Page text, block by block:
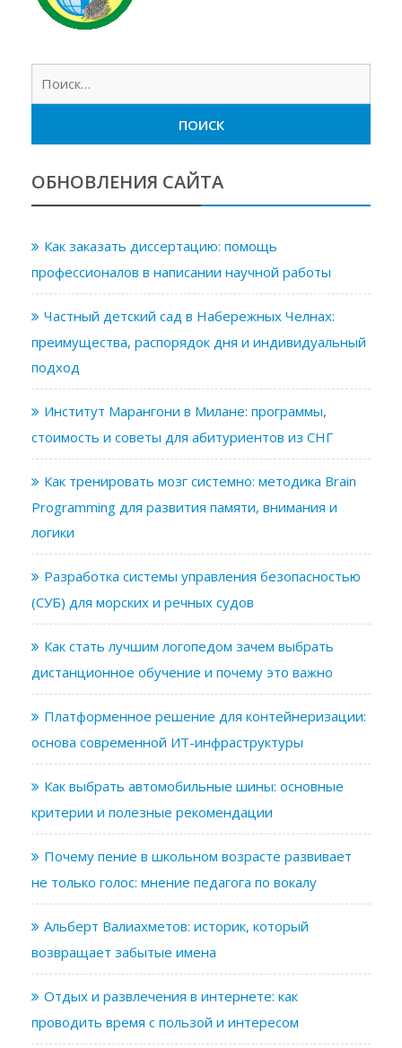
ОБНОВЛЕНИЯ САЙТА
Как заказать диссертацию: помощь
профессионалов в написании научной работы
Частный детский сад в Набережных Челнах:
преимущества, распорядок дня и индивидуальный
подход
Институт Марангони в Милане: программы,
стоимость и советы для абитуриентов из СНГ
Как тренировать мозг системно: методика Brain
Programming для развития памяти, внимания и
логики
Разработка системы управления безопасностью
(СУБ) для морских и речных судов
Как стать лучшим логопедом зачем выбрать
дистанционное обучение и почему это важно
Платформенное решение для контейнеризации:
основа современной ИТ-инфраструктуры
Как выбрать автомобильные шины: основные
критерии и полезные рекомендации
Почему пение в школьном возрасте развивает
не только голос: мнение педагога по вокалу
Альберт Валиахметов: историк, который
возвращает забытые имена
Отдых и развлечения в интернете: как
проводить время с пользой и интересом